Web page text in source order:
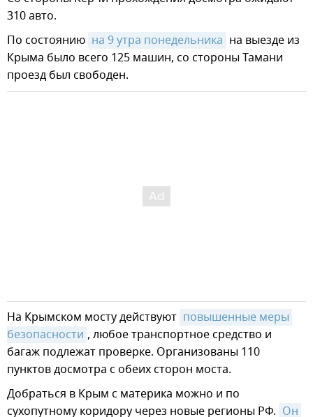
310 авто.
По состоянию на 9 утра понедельника на выезде из
Крыма было всего 125 машин, со стороны Тамани
проезд был свободен.
На Крымском мосту действуют повышенные меры
безопасности , любое транспортное средство и
багаж подлежат проверке. Организованы 110
пунктов досмотра с обеих сторон моста.
Добраться в Крым с материка можно и по
сухопутному коридору через новые регионы РФ. Он